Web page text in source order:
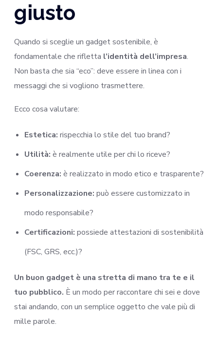
giusto
Quando si sceglie un gadget sostenibile, è
fondamentale che rifletta l’identità dell’impresa.
Non basta che sia “eco”: deve essere in linea con i
messaggi che si vogliono trasmettere.
Ecco cosa valutare:
Estetica: rispecchia lo stile del tuo brand?
Utilità: è realmente utile per chi lo riceve?
Coerenza: è realizzato in modo etico e trasparente?
Personalizzazione: può essere customizzato in
modo responsabile?
Certificazioni: possiede attestazioni di sostenibilità
(FSC, GRS, ecc.)?
Un buon gadget è una stretta di mano tra te e il
tuo pubblico. È un modo per raccontare chi sei e dove
stai andando, con un semplice oggetto che vale più di
mille parole.